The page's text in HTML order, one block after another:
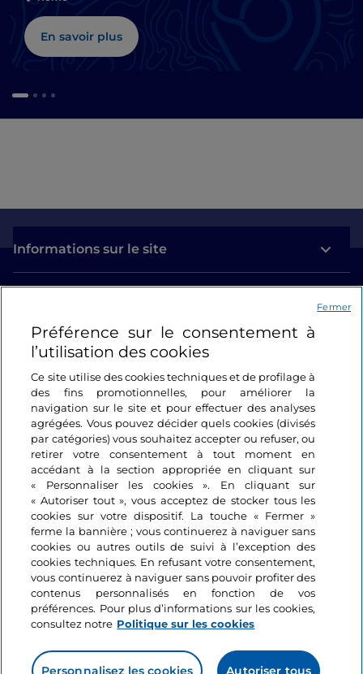
En savoir plus
Informations sur le site
Se connecter
Suivez-nous
Préférence sur le consentement à
l’utilisation des cookies
Ce site utilise des cookies techniques et de profilage à
des fins promotionnelles, pour améliorer la
navigation sur le site et pour effectuer des analyses
agrégées. Vous pouvez décider quels cookies (divisés
par catégories) vous souhaitez accepter ou refuser, ou
retirer votre consentement à tout moment en
accédant à la section appropriée en cliquant sur
« Personnaliser les cookies ». En cliquant sur
« Autoriser tout », vous acceptez de stocker tous les
cookies sur votre dispositif. La touche « Fermer »
ferme la bannière ; vous continuerez à naviguer sans
cookies ou autres outils de suivi à l’exception des
cookies techniques. En refusant votre consentement,
vous continuerez à naviguer sans pouvoir profiter des
contenus personnalisés en fonction de vos
préférences. Pour plus d’informations sur les cookies,
consultez notre Politique sur les cookies
Personnalisez les cookies Autoriser tous
Fermer